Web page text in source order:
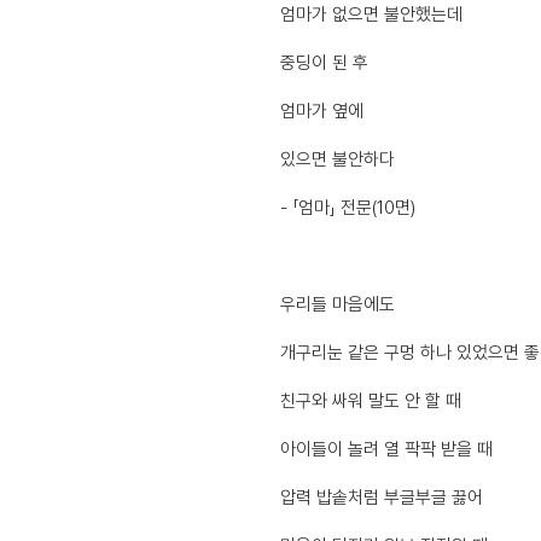
엄마가 없으면 불안했는데
중딩이 된 후
엄마가 옆에
있으면 불안하다
- 「엄마」 전문(10면)
우리들 마음에도
개구리눈 같은 구멍 하나 있었으면
친구와 싸워 말도 안 할 때
아이들이 놀려 열 팍팍 받을 때
압력 밥솥처럼 부글부글 끓어